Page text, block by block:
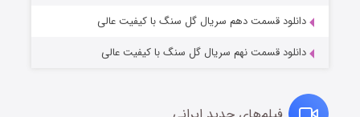
دانلود قسمت دهم سریال گل سنگ با کیفیت عالی
دانلود قسمت نهم سریال گل سنگ با کیفیت عالی